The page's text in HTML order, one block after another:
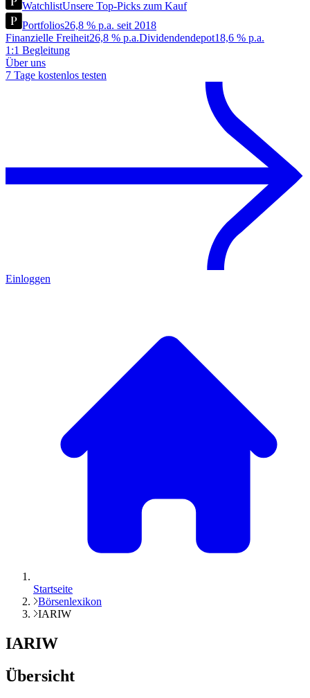
WatchlistUnsere Top-Picks zum Kauf
Portfolios26,8 % p.a. seit 2018
Finanzielle Freiheit26,8 % p.a.Dividendendepot18,6 % p.a.
1:1 Begleitung
Über uns
7 Tage kostenlos testen
Einloggen
Startseite
Börsenlexikon
IARIW
IARIW
Übersicht